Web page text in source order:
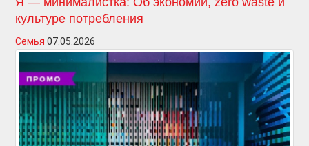
культуре потребления
Семья 07.05.2026